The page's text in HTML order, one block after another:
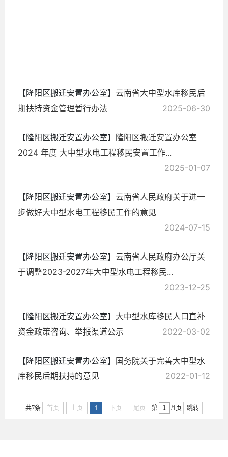
【隆阳区搬迁安置办公室】 云南省大中型水库移民后
期扶持资金管理暂行办法
2025-06-30
【隆阳区搬迁安置办公室】 隆阳区搬迁安置办公室
2024 年度 大中型水电工程移民安置工作...
2025-01-07
【隆阳区搬迁安置办公室】 云南省人民政府关于进一
步做好大中型水电工程移民工作的意见
2024-07-15
【隆阳区搬迁安置办公室】 云南省人民政府办公厅关
于调整2023-2027年大中型水电工程移民...
2023-12-25
【隆阳区搬迁安置办公室】 大中型水库移民人口直补
资金政策咨询、举报渠道公示
2022-03-02
【隆阳区搬迁安置办公室】 国务院关于完善大中型水
库移民后期扶持的意见
2022-01-12
共7条 首页 上页 1 下页 尾页 第 /1页 跳转